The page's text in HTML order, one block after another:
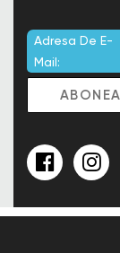
Adresa De E-
Mail: